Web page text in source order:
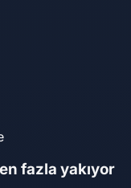
fazla yakıyor